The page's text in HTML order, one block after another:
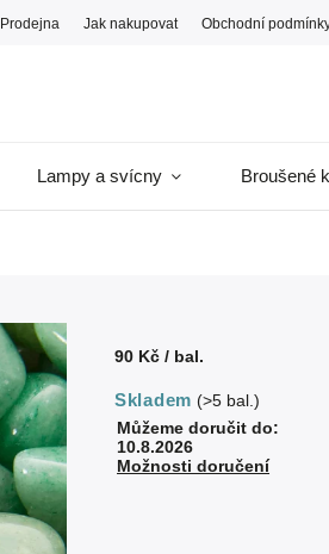
Prodejna Jak nakupovat Obchodní
Lampy a svícny Broušené
90 Kč/ bal.
Skladem (>5 bal.)
Můžeme doručit do:
10.8.2026
Možnosti doručení